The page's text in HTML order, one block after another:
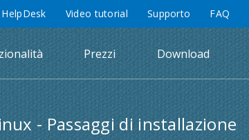
HelpDesk Video tutorial Supporto FAQ
Prezzi Download
- Passaggi di installazione